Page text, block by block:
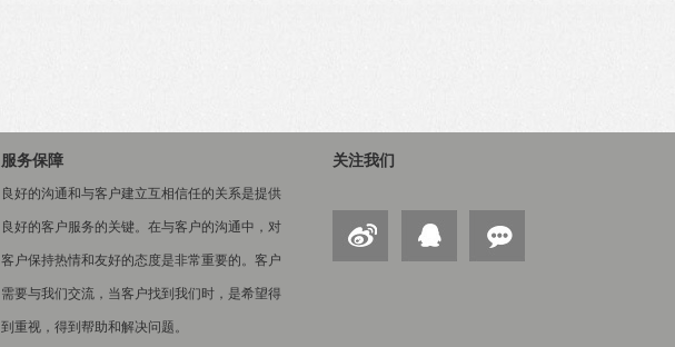
服务保障
良好的沟通和与客户建立互相信任的关系是提供
良好的客户服务的关键。在与客户的沟通中，对
客户保持热情和友好的态度是非常重要的。客户
需要与我们交流，当客户找到我们时，是希望得
到重视，得到帮助和解决问题。
关注我们